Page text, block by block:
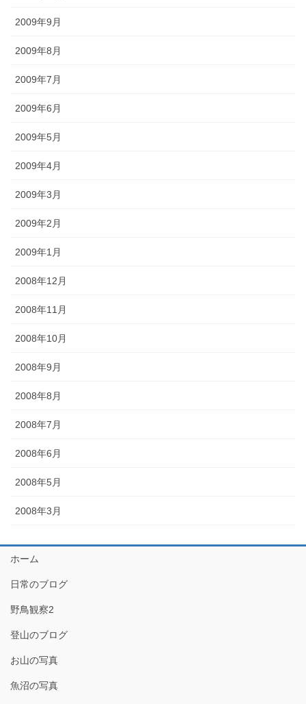
2009年9月
2009年8月
2009年7月
2009年6月
2009年5月
2009年4月
2009年3月
2009年2月
2009年1月
2008年12月
2008年11月
2008年10月
2008年9月
2008年8月
2008年7月
2008年6月
2008年5月
2008年3月
ホーム
日常のブログ
野鳥観察2
登山のブログ
お山の写真
魚沼の写真